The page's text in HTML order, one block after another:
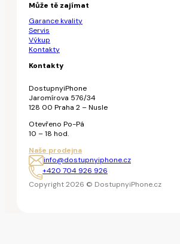
Může tě zajímat
Garance kvality
Servis
Výkup
Kontakty
Kontakty
DostupnyiPhone
Jaromírova 576/34
128 00 Praha 2 – Nusle
Otevřeno Po-Pá
10 – 18 hod.
Naše prodejna
info@dostupnyiphone.cz
+420 704 926 926
Copyright 2026 © DostupnyiPhone.cz